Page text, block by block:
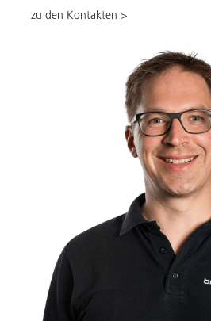
zu den Kontakten >